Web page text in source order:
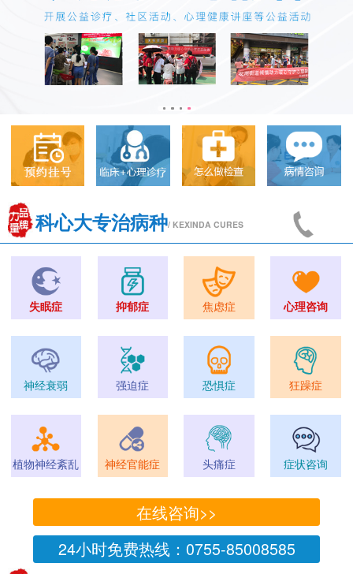
科心大专治病种/ KEXINDA CURES
失眠症 抑郁症 焦虑症 心理咨询
神经衰弱 强迫症 恐惧症 狂躁症
植物神经紊乱 神经官能症 头痛症 症状咨询
在线咨询>>
24小时免费热线：0755-85008585